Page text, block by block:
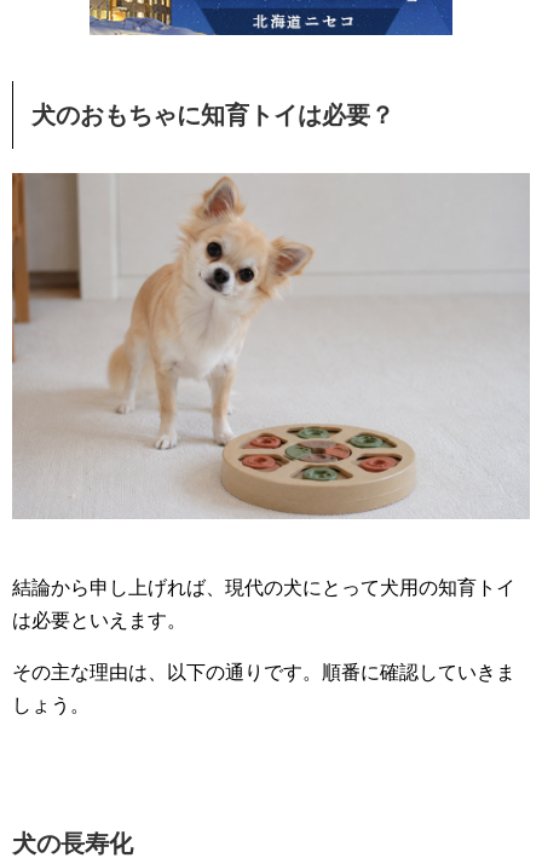
犬のおもちゃに知育トイは必要？
結論から申し上げれば、現代の犬にとって犬用の知育トイ
は必要といえます。
その主な理由は、以下の通りです。順番に確認していきま
しょう。
犬の長寿化